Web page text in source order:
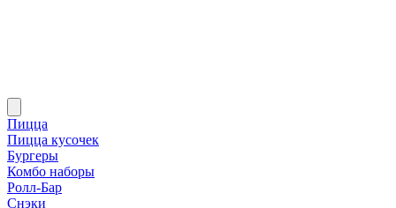
Пицца
Пицца кусочек
Бургеры
Комбо наборы
Ролл-Бар
Снэки